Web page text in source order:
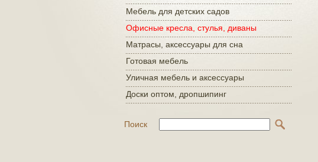
Мебель для детских садов
Офисные кресла, стулья, диваны
Матраcы, аксессуары для сна
Готовая мебель
Уличная мебель и аксессуары
Доски оптом, дропшипинг
Поиск